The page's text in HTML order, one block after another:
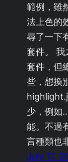
範例，雖
法上色的
尋了一下
套件。
套件，但
些，想換
少，例如
能。不過
言種類也
July 17,